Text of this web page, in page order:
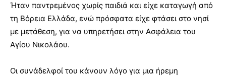
Ήταν παντρεμένος χωρίς παιδιά και είχε καταγωγή από
τη Βόρεια Ελλάδα, ενώ πρόσφατα είχε φτάσει στο νησί
με μετάθεση, για να υπηρετήσει στην Ασφάλεια του
Αγίου Νικολάου.
Οι συνάδελφοί του κάνουν λόγο για μια ήρεμη